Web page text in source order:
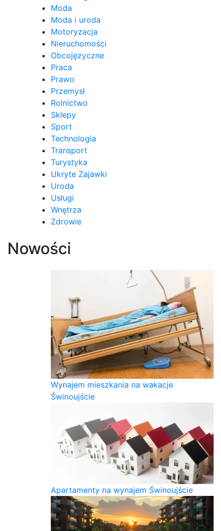
Moda
Moda i uroda
Motoryzacja
Nieruchomości
Obcojęzyczne
Praca
Prawo
Przemysł
Rolnictwo
Sklepy
Sport
Technologia
Transport
Turystyka
Ukryte Zajawki
Uroda
Usługi
Wnętrza
Zdrowie
Nowości
Wynajem mieszkania na wakacje
Świnoujście
Apartamenty na wynajem Świnoujście